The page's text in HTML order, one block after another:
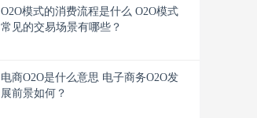
O2O模式的消费流程是什么 O2O模式
常见的交易场景有哪些？
电商O2O是什么意思 电子商务O2O发
展前景如何？